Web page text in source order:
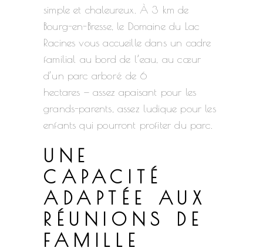
simple et chaleureux. À 3 km de
Bourg-en-Bresse, le Domaine du Lac
Racines vous accueille dans un cadre
familial au bord de l’eau, au cœur
d’un parc arboré de 6
hectares — assez apaisant pour les
grands-parents, assez ludique pour les
enfants qui pourront profiter du parc.
UNE
CAPACITÉ
ADAPTÉE AUX
RÉUNIONS DE
FAMILLE